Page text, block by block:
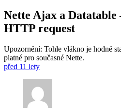
Nette Ajax a
HTTP request
Upozornění: Tohle vlákno je hodně
platné pro současné Nette.
před 11 lety